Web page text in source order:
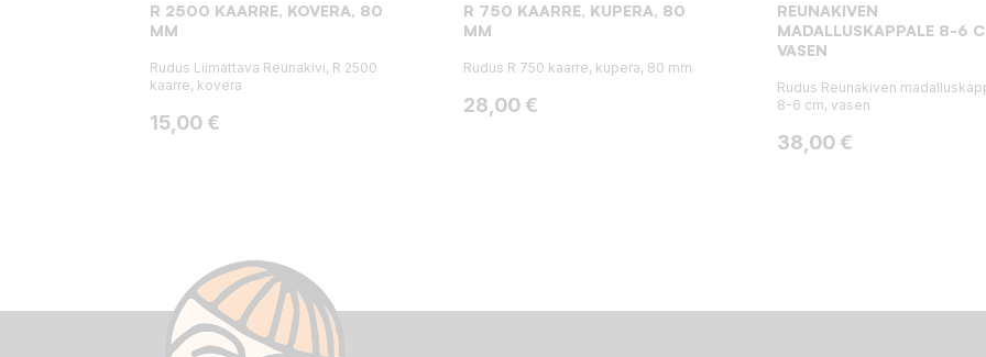
R 2500 KAARRE, KOVERA, 80
MM
Rudus Liimattava Reunakivi, R 2500
kaarre, kovera
Hinta
15,00 €
R 750 KAARRE, KUPERA, 80
MM
Rudus R 750 kaarre, kupera, 80 mm
Hinta
28,00 €
REUNAKIVEN
MADALLUSKAPPALE 8-6
VASEN
Rudus Reunakiven
8-6 cm, vasen
Hinta
38,00 €